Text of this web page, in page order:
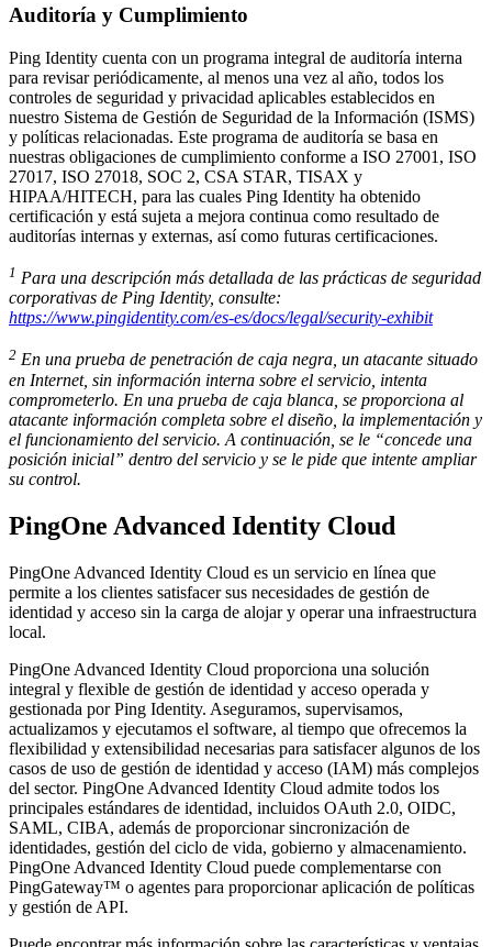
Auditoría y Cumplimiento
Ping Identity cuenta con un programa integral de auditoría interna
para revisar periódicamente, al menos una vez al año, todos los
controles de seguridad y privacidad aplicables establecidos en
nuestro Sistema de Gestión de Seguridad de la Información (ISMS)
y políticas relacionadas. Este programa de auditoría se basa en
nuestras obligaciones de cumplimiento conforme a ISO 27001, ISO
27017, ISO 27018, SOC 2, CSA STAR, TISAX y
HIPAA/HITECH, para las cuales Ping Identity ha obtenido
certificación y está sujeta a mejora continua como resultado de
auditorías internas y externas, así como futuras certificaciones.
1 Para una descripción más detallada de las prácticas de seguridad
corporativas de Ping Identity, consulte:
https://www.pingidentity.com/es-es/docs/legal/security-exhibit
2 En una prueba de penetración de caja negra, un atacante situado
en Internet, sin información interna sobre el servicio, intenta
comprometerlo. En una prueba de caja blanca, se proporciona al
atacante información completa sobre el diseño, la implementación y
el funcionamiento del servicio. A continuación, se le “concede una
posición inicial” dentro del servicio y se le pide que intente ampliar
su control.
PingOne Advanced Identity Cloud
PingOne Advanced Identity Cloud es un servicio en línea que
permite a los clientes satisfacer sus necesidades de gestión de
identidad y acceso sin la carga de alojar y operar una infraestructura
local.
PingOne Advanced Identity Cloud proporciona una solución
integral y flexible de gestión de identidad y acceso operada y
gestionada por Ping Identity. Aseguramos, supervisamos,
actualizamos y ejecutamos el software, al tiempo que ofrecemos la
flexibilidad y extensibilidad necesarias para satisfacer algunos de los
casos de uso de gestión de identidad y acceso (IAM) más complejos
del sector. PingOne Advanced Identity Cloud admite todos los
principales estándares de identidad, incluidos OAuth 2.0, OIDC,
SAML, CIBA, además de proporcionar sincronización de
identidades, gestión del ciclo de vida, gobierno y almacenamiento.
PingOne Advanced Identity Cloud puede complementarse con
PingGateway™ o agentes para proporcionar aplicación de políticas
y gestión de API.